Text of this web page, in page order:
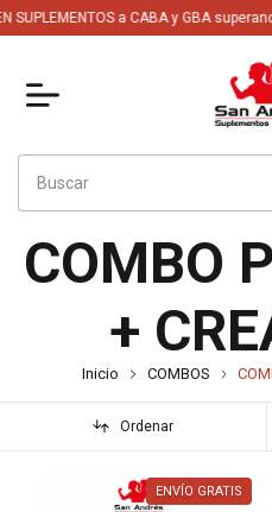
a CABA y GBA superando
COMBO
+
Inicio COMBOS
Ordenar
ENVÍO GRATIS